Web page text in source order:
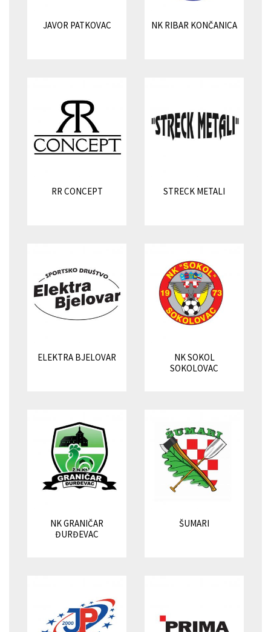
JAVOR PATKOVAC NK RIBAR KONČANICA
RR CONCEPT STRECK METALI
ELEKTRA BJELOVAR
NK SOKOL
SOKOLOVAC
NK GRANIČAR
ĐURĐEVAC
ŠUMARI